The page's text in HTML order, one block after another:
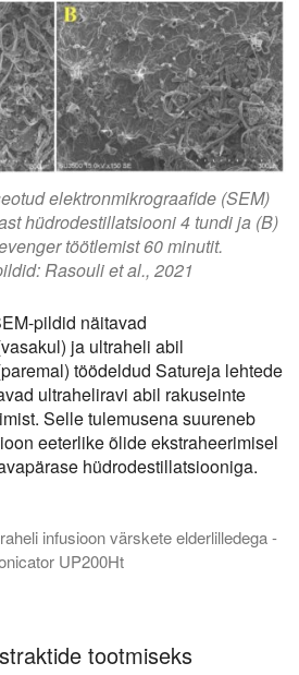
elektronmikrograafide (SEM)
hüdrodestillatsiooni 4 tundi ja (B)
töötlemist 60 minutit.
Rasouli et al., 2021
pildid näitavad
ja ultraheli abil
töödeldud Satureja lehtede
ultraheliravi abil rakuseinte
Selle tulemusena suureneb
eeterlike õlide ekstraheerimisel
hüdrodestillatsiooniga.
infusioon värskete elderlilledega -
UP200Ht
tootmiseks